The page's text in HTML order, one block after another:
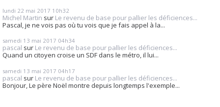
lundi 22 mai 2017 10h32
Michel Martin sur Le revenu de base pour pallier les déficiences...
Pascal, je ne vois pas où tu vois que je fais appel à la...
samedi 13 mai 2017 04h34
pascal sur Le revenu de base pour pallier les déficiences...
Quand un citoyen croise un SDF dans le métro, il lui...
samedi 13 mai 2017 04h17
pascal sur Le revenu de base pour pallier les déficiences...
Bonjour, Le père Noël montre depuis longtemps l'exemple...